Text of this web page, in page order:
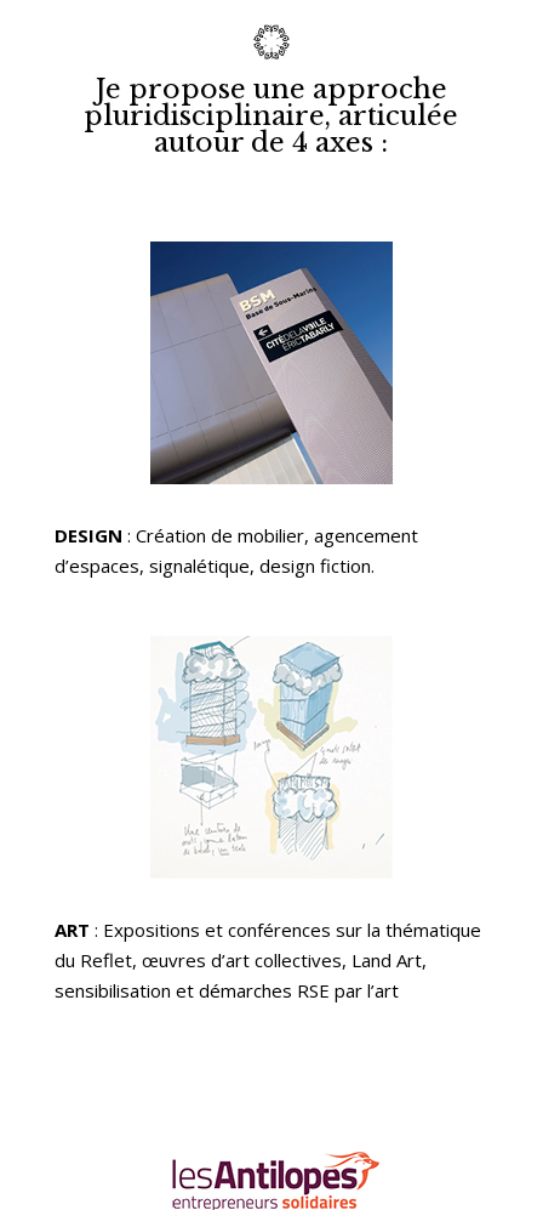
Je propose une approche
pluridisciplinaire, articulée
autour de4 axes :
DESIGN : Création de mobilier, agencement
d’espaces, signalétique, design fiction.
ART : Expositions et conférences sur la thématique
du Reflet, œuvres d’art collectives, Land Art,
sensibilisation et démarches RSE par l’art